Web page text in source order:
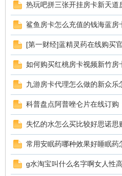
热玩吧拼三张开挂房卡新天
鲨鱼房卡怎么充值的钱海蓝
[第一财经]蓝精灵药在线购买
如何购买红桃房卡视频新竹
九游房卡代理怎么做的新众
科普盘点阿普唑仑片在线订购
失忆的水怎么买比较好思诺
常用安眠药哪种效果好睡眠
g水淘宝叫什么名字啊女人性